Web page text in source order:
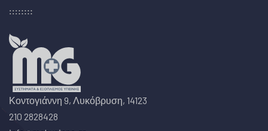
Κοντογιάννη 9, Λυκόβρυση, 14123
210 2828428